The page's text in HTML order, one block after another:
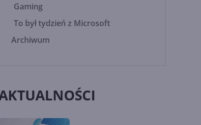
Gaming
To był tydzień z Microsoft
Archiwum